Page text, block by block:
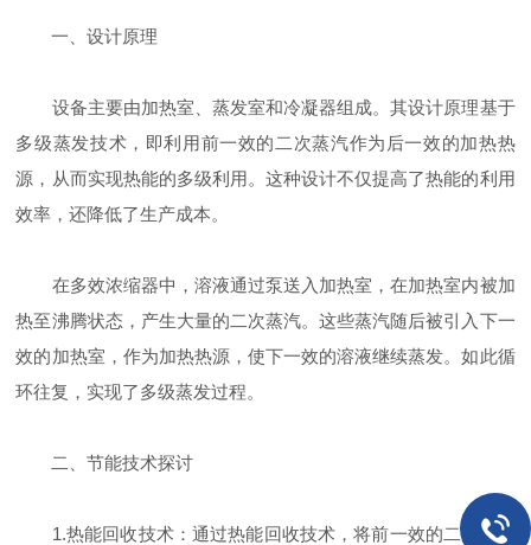
一、设计原理
设备主要由加热室、蒸发室和冷凝器组成。其设计原理基于
多级蒸发技术，即利用前一效的二次蒸汽作为后一效的加热热
源，从而实现热能的多级利用。这种设计不仅提高了热能的利用
效率，还降低了生产成本。
在多效浓缩器中，溶液通过泵送入加热室，在加热室内被加
热至沸腾状态，产生大量的二次蒸汽。这些蒸汽随后被引入下一
效的加热室，作为加热热源，使下一效的溶液继续蒸发。如此循
环往复，实现了多级蒸发过程。
二、节能技术探讨
1.热能回收技术：通过热能回收技术，将前一效的二次蒸汽